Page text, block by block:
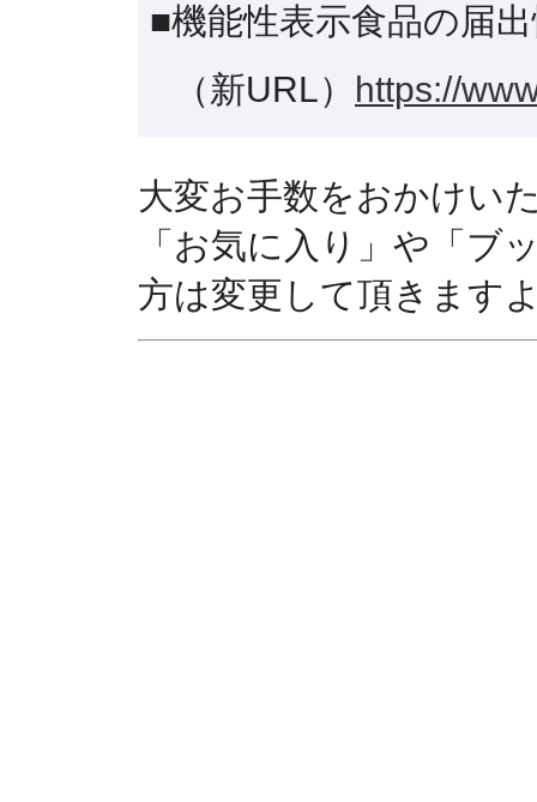
■機能性表示食品の届
（新URL） https://
大変お手数をおかけい
「お気に入り」や「ブ
方は変更して頂きます